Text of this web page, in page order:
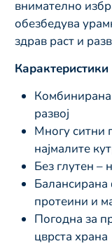
внимателно
обезбедува
здрав раст и
Комбинирана
развој
Многу ситни
најмалите
Без глутен –
Балансирана
протеини и
Погодна за
цврста храна